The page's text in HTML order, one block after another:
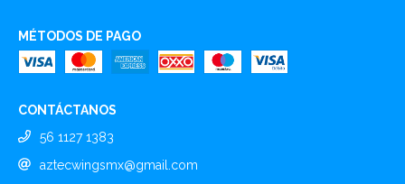
MÉTODOS DE PAGO
CONTÁCTANOS
56 1127 1383
aztecwingsmx@gmail.com